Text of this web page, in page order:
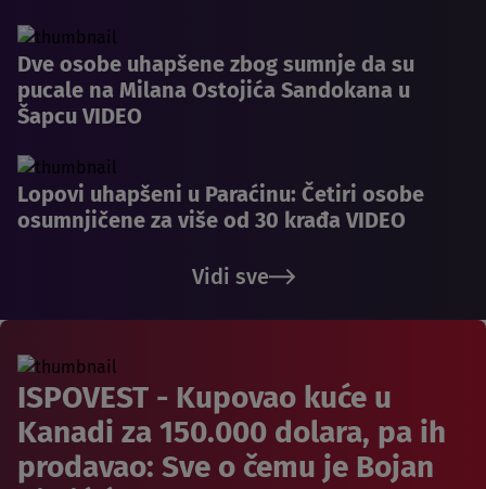
Dve osobe uhapšene zbog sumnje da su
pucale na Milana Ostojića Sandokana u
Šapcu VIDEO
Lopovi uhapšeni u Paraćinu: Četiri osobe
osumnjičene za više od 30 krađa VIDEO
Vidi sve
ISPOVEST - Kupovao kuće u
Kanadi za 150.000 dolara, pa ih
prodavao: Sve o čemu je Bojan